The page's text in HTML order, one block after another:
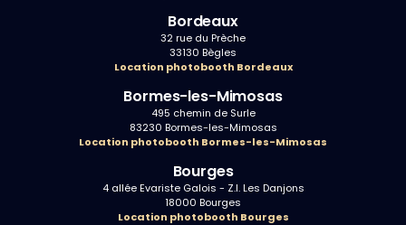
Bordeaux
32 rue du Prèche
33130 Bègles
Location photobooth Bordeaux
Bormes-les-Mimosas
495 chemin de Surle
83230 Bormes-les-Mimosas
Location photobooth Bormes-les-Mimosas
Bourges
4 allée Evariste Galois - Z.I. Les Danjons
18000 Bourges
Location photobooth Bourges